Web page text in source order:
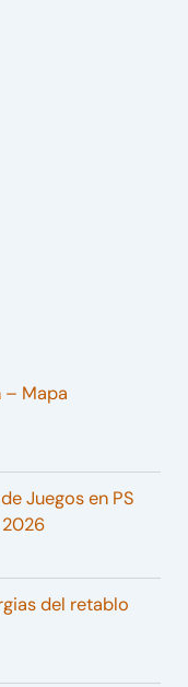
– Mapa
Juegos en PS
2026
del retablo